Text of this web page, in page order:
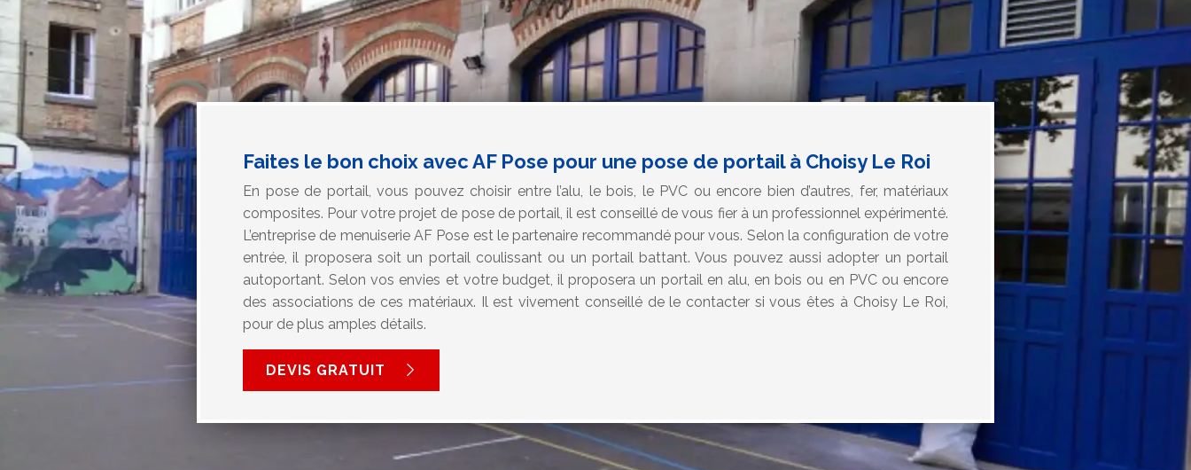
Faites le bon choix avec AF Pose pour une pose de portail à Choisy Le Roi
En pose de portail, vous pouvez choisir entre l’alu, le bois, le PVC ou encore bien d’autres, fer, matériaux
composites. Pour votre projet de pose de portail, il est conseillé de vous fier à un professionnel expérimenté.
L’entreprise de menuiserie AF Pose est le partenaire recommandé pour vous. Selon la configuration de votre
entrée, il proposera soit un portail coulissant ou un portail battant. Vous pouvez aussi adopter un portail
autoportant. Selon vos envies et votre budget, il proposera un portail en alu, en bois ou en PVC ou encore
des associations de ces matériaux. Il est vivement conseillé de le contacter si vous êtes à Choisy Le Roi,
pour de plus amples détails.
DEVIS GRATUIT